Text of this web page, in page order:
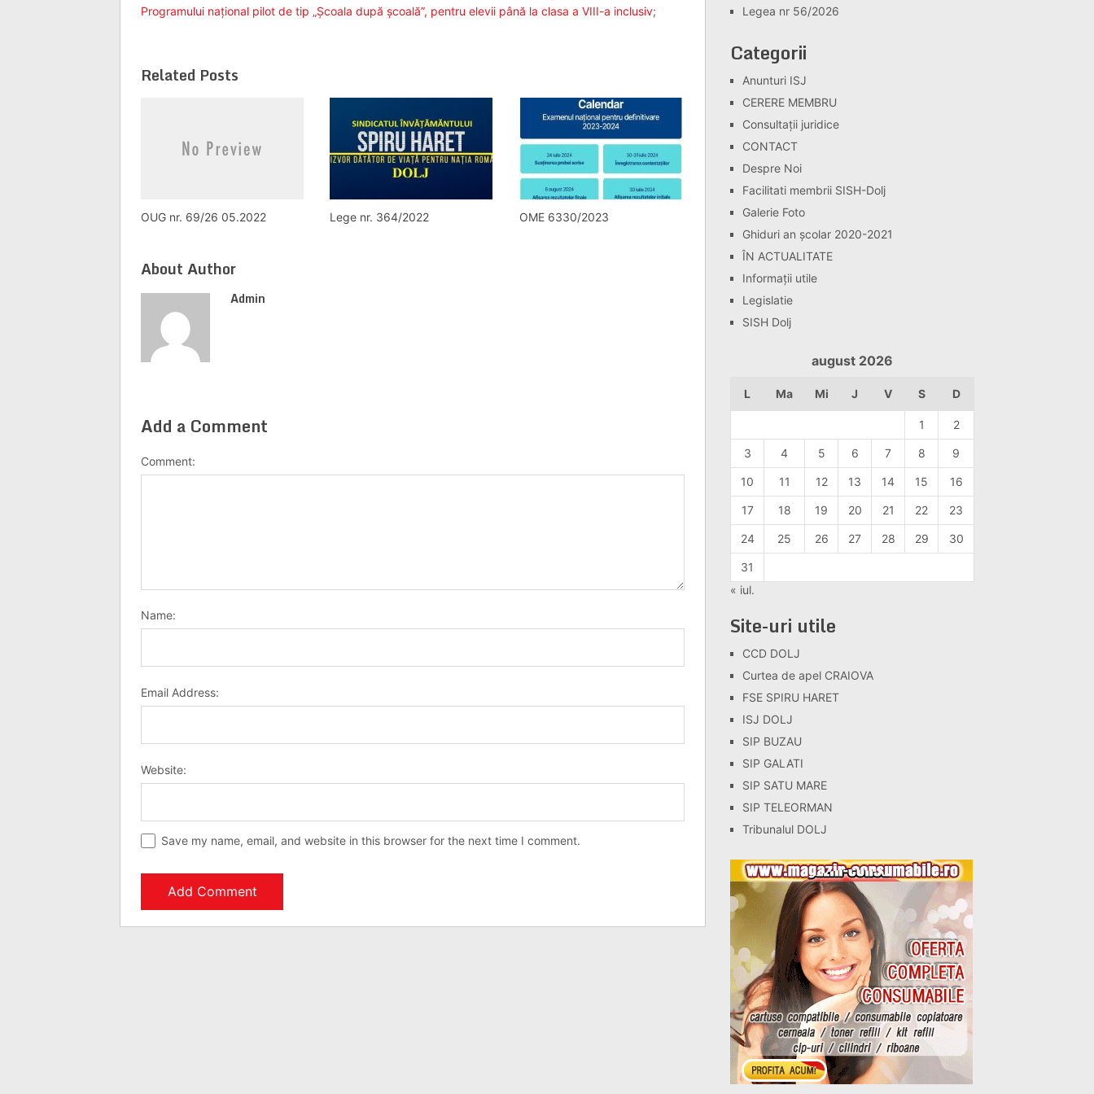
Programului național pilot de tip „Școala după școală”, pentru elevii până la clasa a VIII-a inclusiv;
Related Posts
OUG nr. 69/26 05.2022 Lege nr. 364/2022 OME 6330/2023
About Author
Admin
Add a Comment
Comment:
Name:
Email Address:
Website:
Save my name, email, and website in this browser for the next time I comment.
Legea nr 56/2026
Categorii
Anunturi ISJ
CERERE MEMBRU
Consultaţii juridice
CONTACT
Despre Noi
Facilitati membrii SISH-Dolj
Galerie Foto
Ghiduri an școlar 2020-2021
ÎN ACTUALITATE
Informaţii utile
Legislatie
SISH Dolj
august 2026
L Ma Mi J V S D
1 2
3 4 5 6 7 8 9
10 11 12 13 14 15 16
17 18 19 20 21 22 23
24 25 26 27 28 29 30
31
« iul.
Site-uri utile
CCD DOLJ
Curtea de apel CRAIOVA
FSE SPIRU HARET
ISJ DOLJ
SIP BUZAU
SIP GALATI
SIP SATU MARE
SIP TELEORMAN
Tribunalul DOLJ